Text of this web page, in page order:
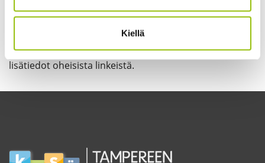
Kiellä
Meiltä löydät myösoikeusalanjataide- ja
koulutuksia, jotka soveltuvat
ammatillisen osaamisen kehittämiseen. Katso
lisätiedot oheisista linkeistä.